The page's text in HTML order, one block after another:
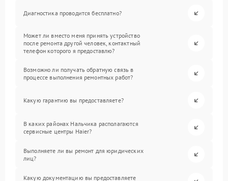
Диагностика проводится бесплатно?
Может ли вместо меня принять устройство
после ремонта другой человек, контактный
телефон которого я предоставлю?
Возможно ли получать обратную связь в
процессе выполнения ремонтных работ?
Какую гарантию вы предоставляете?
В каких районах Нальчика располагаются
сервисные центры Haier?
Выполняете ли вы ремонт для юридических
лиц?
Какую документацию вы предоставляете